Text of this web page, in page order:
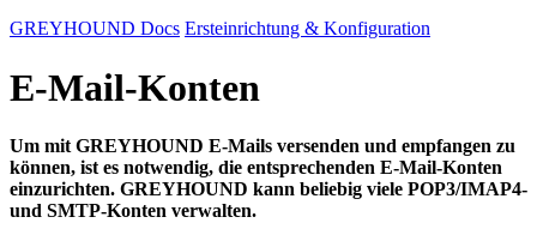
GREYHOUND Docs Ersteinrichtung & Konfiguration
E-Mail-Konten
Um mit GREYHOUND E-Mails versenden und empfangen zu
können, ist es notwendig, die entsprechenden E-Mail-Konten
einzurichten. GREYHOUND kann beliebig viele POP3/IMAP4-
und SMTP-Konten verwalten.